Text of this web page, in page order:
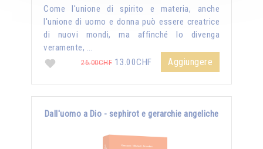
Come l'unione di spirito e materia, anche
l'unione di uomo e donna può essere creatrice
di nuovi mondi, ma affinché lo divenga
veramente, …
26.00CHF 13.00CHF Aggiungere
Dall'uomo a Dio - sephirot e gerarchie angeliche